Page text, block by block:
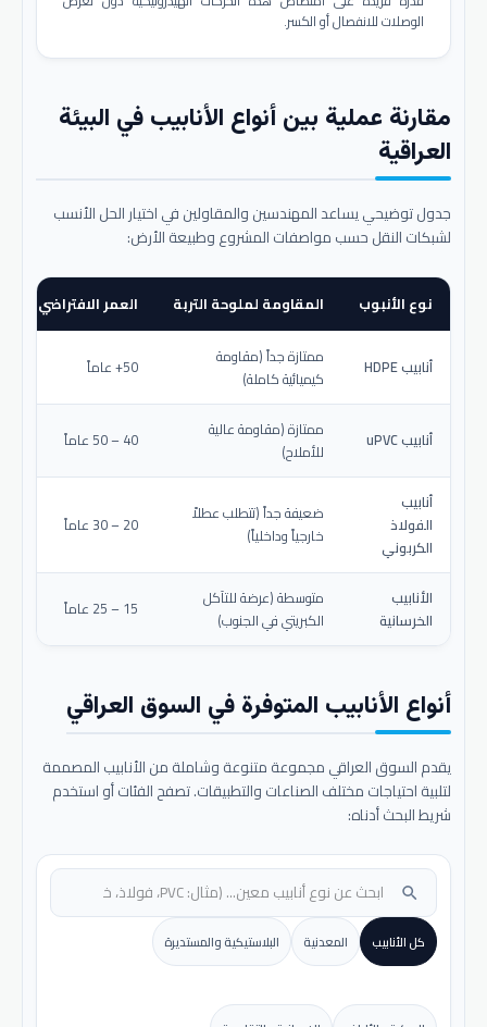
الوصلات للانفصال أو الكسر.
مقارنة عملية بين أنواع الأنابيب في البيئة
العراقية
جدول توضيحي يساعد المهندسين والمقاولين في اختيار الحل الأنسب
لشبكات النقل حسب مواصفات المشروع وطبيعة الأرض:
نوع الأنبوب المقاومة لملوحة التربة العمر الافتراضي
أنابيب HDPE
ممتازة جداً (مقاومة
كيميائية كاملة)
50+ عاماً
أنابيب uPVC
ممتازة (مقاومة عالية
للأملاح)
40 – 50 عاماً
أنابيب
الفولاذ
الكربوني
ضعيفة جداً (تتطلب عطلاً
خارجياً وداخلياً)
20 – 30 عاماً
الأنابيب
الخرسانية
متوسطة (عرضة للتآكل
الكبريتي في الجنوب)
15 – 25 عاماً
أنواع الأنابيب المتوفرة في السوق العراقي
يقدم السوق العراقي مجموعة متنوعة وشاملة من الأنابيب المصممة
لتلبية احتياجات مختلف الصناعات والتطبيقات. تصفح الفئات أو استخدم
شريط البحث أدناه:
search
كل الأنابيب المعدنية البلاستيكية والمستديرة